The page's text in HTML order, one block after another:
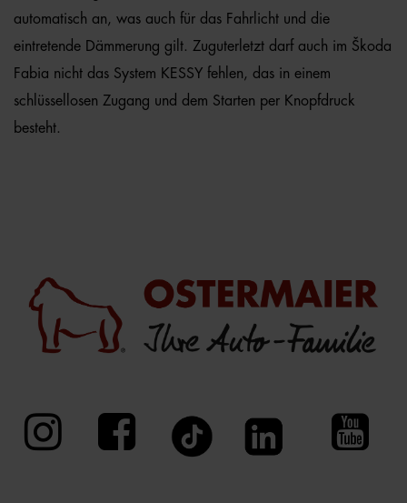
automatisch an, was auch für das Fahrlicht und die
eintretende Dämmerung gilt. Zuguterletzt darf auch im Škoda
Fabia nicht das System KESSY fehlen, das in einem
schlüssellosen Zugang und dem Starten per Knopfdruck
besteht.